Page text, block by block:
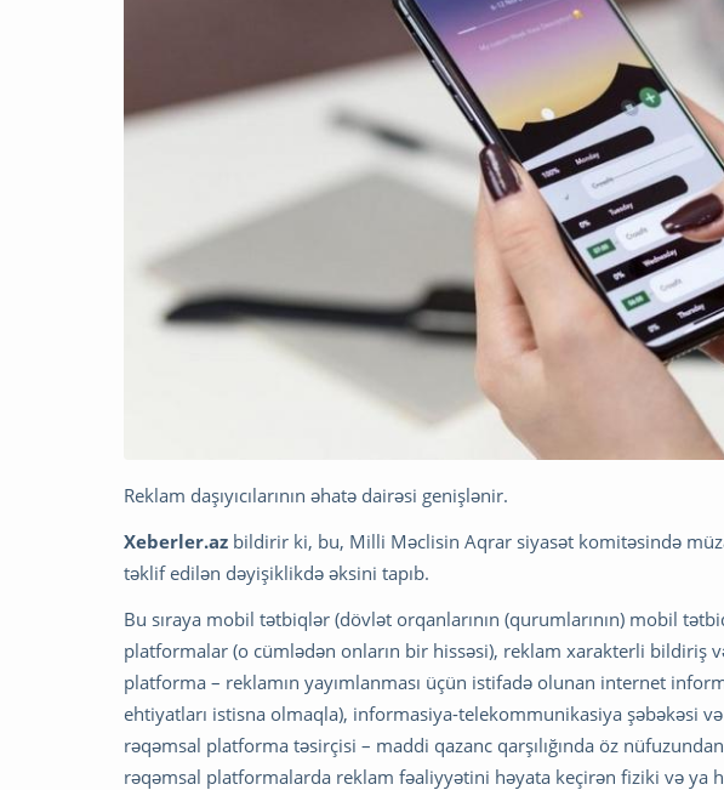
Reklam daşıyıcılarının əhatə dairəsi genişlənir.
Xeberler.az bildirir ki, bu, Milli Məclisin Aqrar siyasət komitəsində
təklif edilən dəyişiklikdə əksini tapıb.
Bu sıraya mobil tətbiqlər (dövlət orqanlarının (qurumlarının) mobil
platformalar (o cümlədən onların bir hissəsi), reklam xarakterli bildiriş
platforma – reklamın yayımlanması üçün istifadə olunan internet
ehtiyatları istisna olmaqla), informasiya-telekommunikasiya şəbəkəsi
rəqəmsal platforma təsirçisi – maddi qazanc qarşılığında öz
rəqəmsal platformalarda reklam fəaliyyətini həyata keçirən fiziki və ya